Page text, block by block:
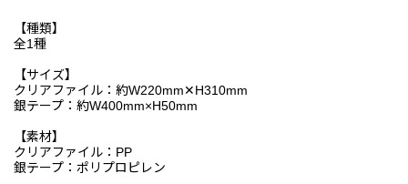
【種類】
全1種
【サイズ】
クリアファイル：約W220mm✕H310mm
銀テープ：約W400mm×H50mm
【素材】
クリアファイル：PP
銀テープ：ポリプロピレン